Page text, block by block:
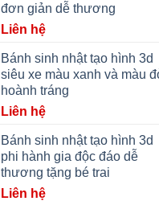
đơn giản dễ thương
Liên hệ
Bánh sinh nhật tạo hình 3d
siêu xe màu xanh và màu
hoành tráng
Liên hệ
Bánh sinh nhật tạo hình 3d
phi hành gia độc đáo dễ
thương tặng bé trai
Liên hệ